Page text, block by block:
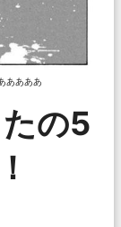
ああああ
の5